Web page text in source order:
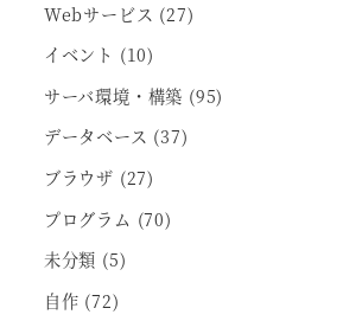
Webサービス (27)
イベント (10)
サーバ環境・構築 (95)
データベース (37)
ブラウザ (27)
プログラム (70)
未分類 (5)
自作 (72)